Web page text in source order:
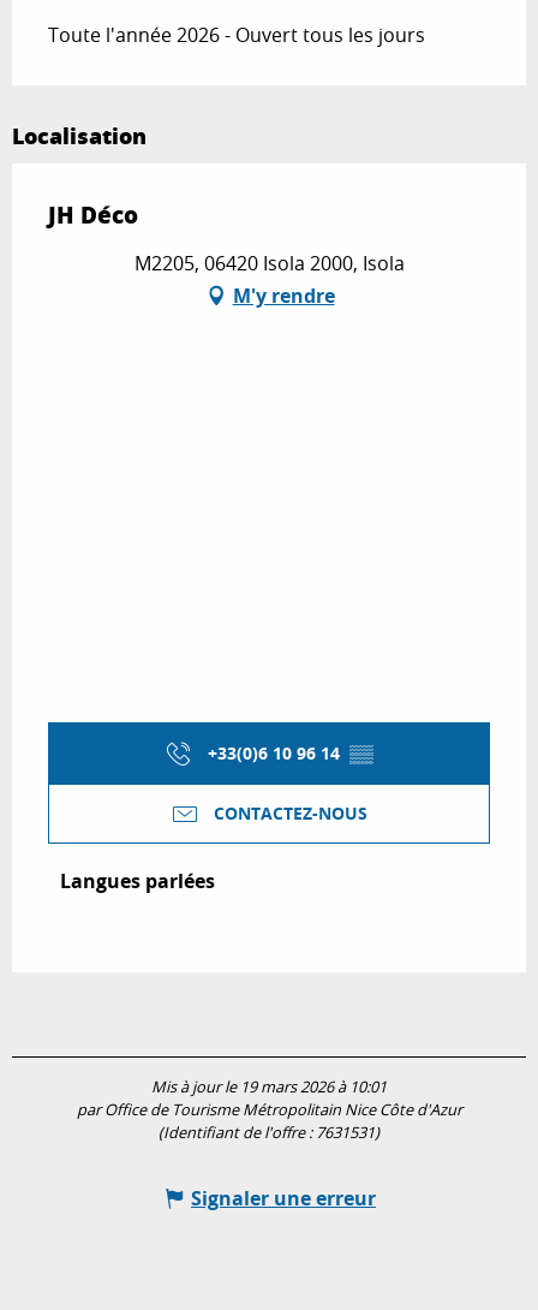
Toute l'année 2026 - Ouvert tous les jours
Localisation
JH Déco
M2205, 06420 Isola 2000, Isola
M'y rendre
+33(0)6 10 96 14 ▒▒
CONTACTEZ-NOUS
Langues parlées
Langues parlées
Mis à jour le 19 mars 2026 à 10:01
par Office de Tourisme Métropolitain Nice Côte d'Azur
(Identifiant de l'offre : 7631531)
Signaler une erreur